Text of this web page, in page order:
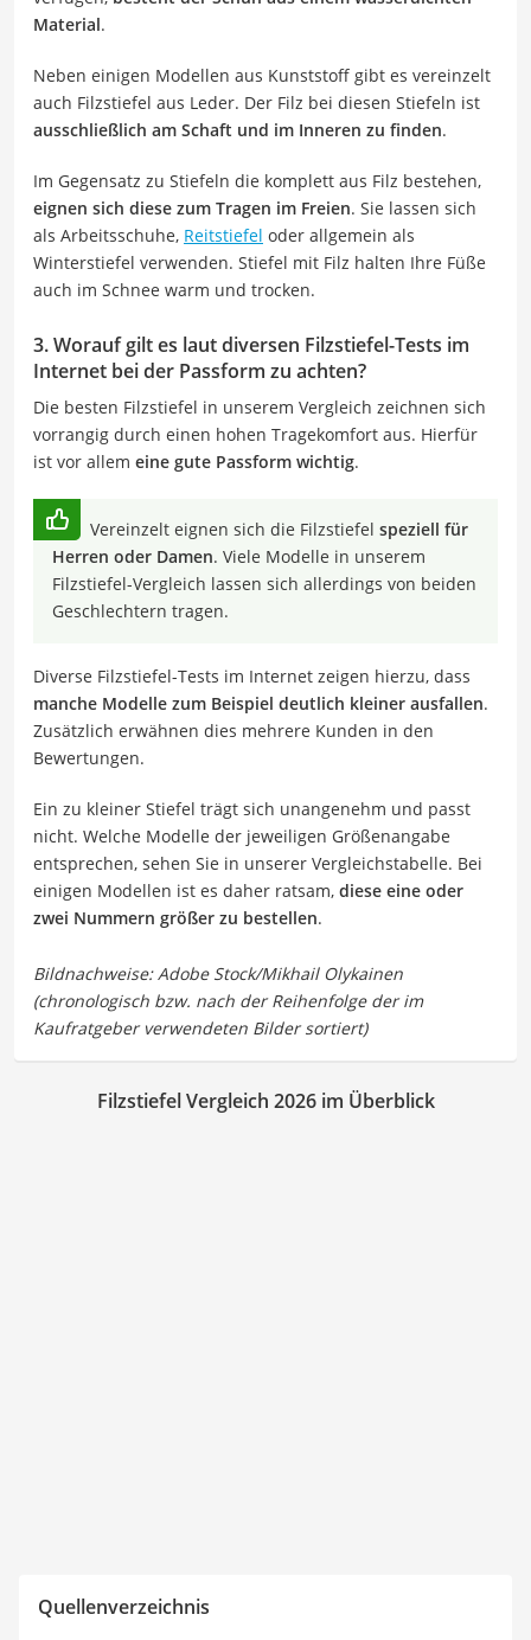
Material.
Neben einigen Modellen aus Kunststoff gibt es vereinzelt
auch Filzstiefel aus Leder. Der Filz bei diesen Stiefeln ist
ausschließlich am Schaft und im Inneren zu finden.
Im Gegensatz zu Stiefeln die komplett aus Filz bestehen,
eignen sich diese zum Tragen im Freien. Sie lassen sich
als Arbeitsschuhe, Reitstiefel oder allgemein als
Winterstiefel verwenden. Stiefel mit Filz halten Ihre Füße
auch im Schnee warm und trocken.
3. Worauf gilt es laut diversen Filzstiefel-Tests im
Internet bei der Passform zu achten?
Die besten Filzstiefel in unserem Vergleich zeichnen sich
vorrangig durch einen hohen Tragekomfort aus. Hierfür
ist vor allem eine gute Passform wichtig.
Vereinzelt eignen sich die Filzstiefel speziell für
Herren oder Damen. Viele Modelle in unserem
Filzstiefel-Vergleich lassen sich allerdings von beiden
Geschlechtern tragen.
Diverse Filzstiefel-Tests im Internet zeigen hierzu, dass
manche Modelle zum Beispiel deutlich kleiner ausfallen.
Zusätzlich erwähnen dies mehrere Kunden in den
Bewertungen.
Ein zu kleiner Stiefel trägt sich unangenehm und passt
nicht. Welche Modelle der jeweiligen Größenangabe
entsprechen, sehen Sie in unserer Vergleichstabelle. Bei
einigen Modellen ist es daher ratsam, diese eine oder
zwei Nummern größer zu bestellen.
Filzstiefel Vergleich 2026 im Überblick
Quellenverzeichnis